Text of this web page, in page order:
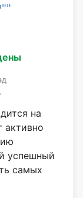
на
активно
успешный
самых